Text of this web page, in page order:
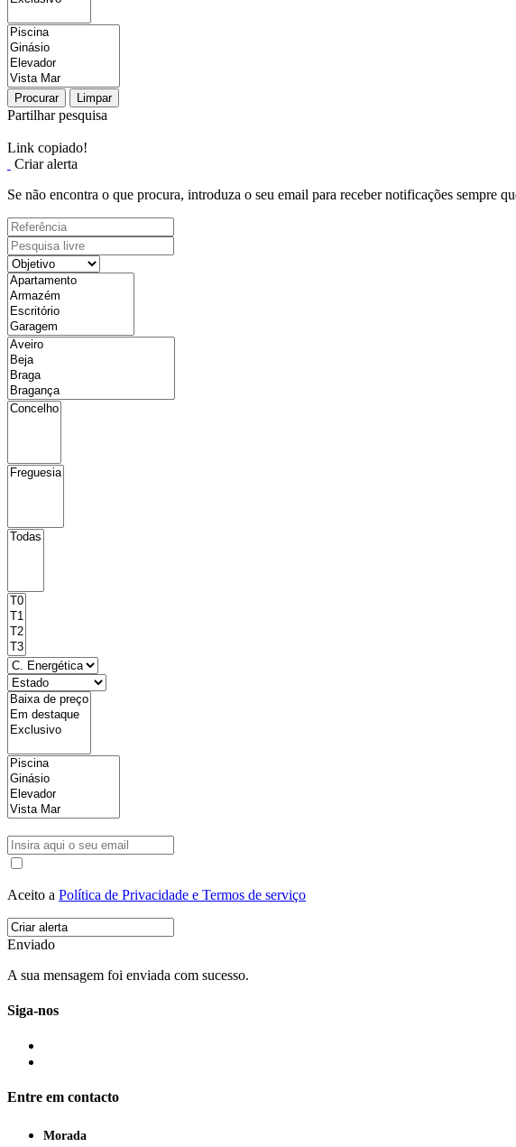
Procurar Limpar
Partilhar pesquisa
Link copiado!
Criar alerta
Se não encontra o que procura, introduza o seu email para receber notificações sempre
Aceito a Política de Privacidade e Termos de serviço
Enviado
A sua mensagem foi enviada com sucesso.
Siga-nos
Entre em contacto
Morada